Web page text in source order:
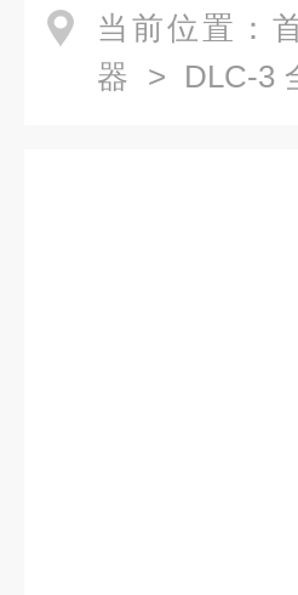
当前位置：
器 > DLC-3